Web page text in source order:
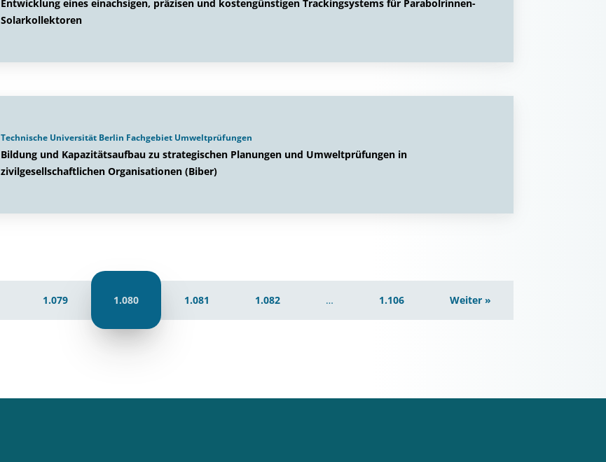
Entwicklung eines einachsigen, präzisen und kostengünstigen Trackingsystems für Parabolrinnen-
Solarkollektoren
Technische Universität Berlin Fachgebiet Umweltprüfungen
Bildung und Kapazitätsaufbau zu strategischen Planungen und Umweltprüfungen in
zivilgesellschaftlichen Organisationen (Biber)
1.079 1.080 1.081 1.082 … 1.106 Weiter »